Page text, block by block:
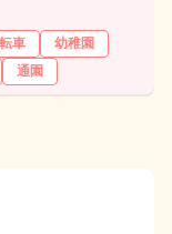
車
幼稚園
通園